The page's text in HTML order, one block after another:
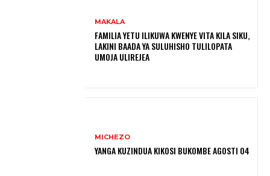
MAKALA
FAMILIA YETU ILIKUWA KWENYE VITA KILA SIKU,
LAKINI BAADA YA SULUHISHO TULILOPATA
UMOJA ULIREJEA
MICHEZO
YANGA KUZINDUA KIKOSI BUKOMBE AGOSTI 04